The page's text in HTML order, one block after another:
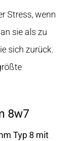
Stress, wenn
sie als zu
sich zurück.
8w7
Typ 8 mit